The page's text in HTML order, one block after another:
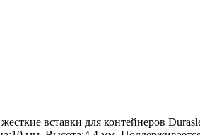
вставки для контейнеров